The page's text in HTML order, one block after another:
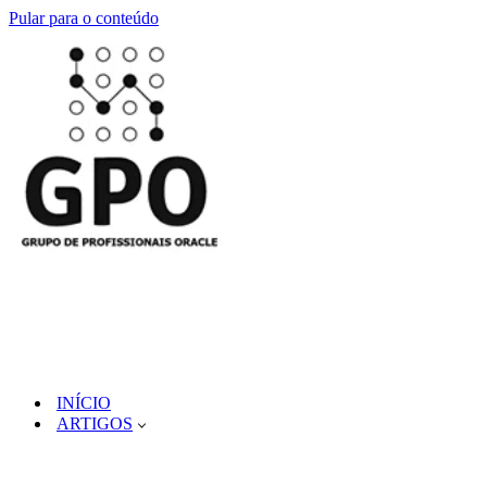
Pular para o conteúdo
INÍCIO
ARTIGOS